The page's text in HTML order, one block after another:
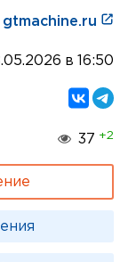
gtmachine.ru
в 16:50
37 +2